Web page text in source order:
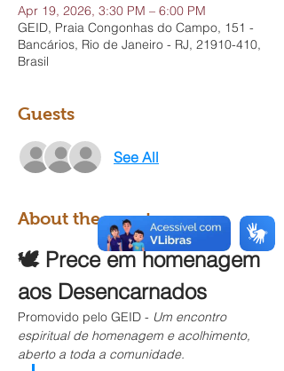
Apr 19, 2026, 3:30 PM – 6:00 PM
GEID, Praia Congonhas do Campo, 151 -
Bancários, Rio de Janeiro - RJ, 21910-410,
Brasil
Guests
See All
About the event
🕊️ Prece em homenagem
aos Desencarnados
Promovido pelo GEID - Um encontro
espiritual de homenagem e acolhimento,
aberto a toda a comunidade.